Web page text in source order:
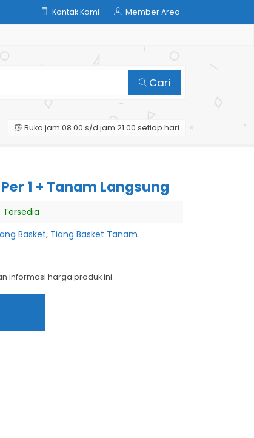
Kontak Kami Member Area
Cari
Buka jam 08.00 s/d jam 21.00 setiap hari
1 + Tanam Langsung
Tersedia
Basket, Tiang Basket Tanam
informasi harga produk ini.